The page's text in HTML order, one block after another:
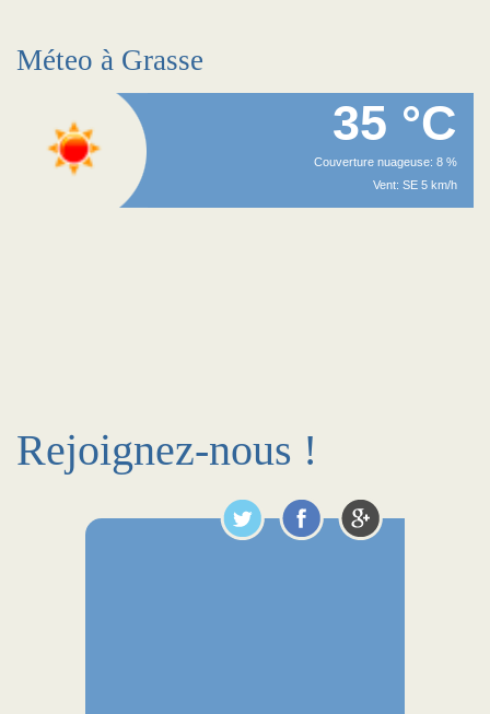
Méteo à Grasse
35 °C
Couverture nuageuse: 8 %
Vent: SE 5 km/h
Rejoignez-nous !